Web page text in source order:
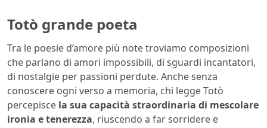
Totò grande poeta
Tra le poesie d’amore più note troviamo composizioni
che parlano di amori impossibili, di sguardi incantatori,
di nostalgie per passioni perdute. Anche senza
conoscere ogni verso a memoria, chi legge Totò
percepisce la sua capacità straordinaria di mescolare
ironia e tenerezza, riuscendo a far sorridere e